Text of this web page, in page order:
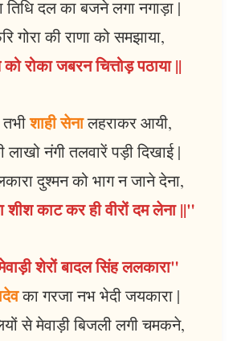
दल का बजने लगा नगाड़ा |
गोरा की राणा को समझाया,
रोका जबरन चित्तोड़ पठाया ||
तभीशाही सेनालहराकर आयी,
नंगी तलवारें पड़ी दिखाई |
दुश्मन को भाग न जाने देना,
शीश काट कर ही वीरों दम लेना ||"
शेरों बादल सिंह ललकारा"
का गरजा नभ भेदी जयकारा |
से मेवाड़ी बिजली लगी चमकने,